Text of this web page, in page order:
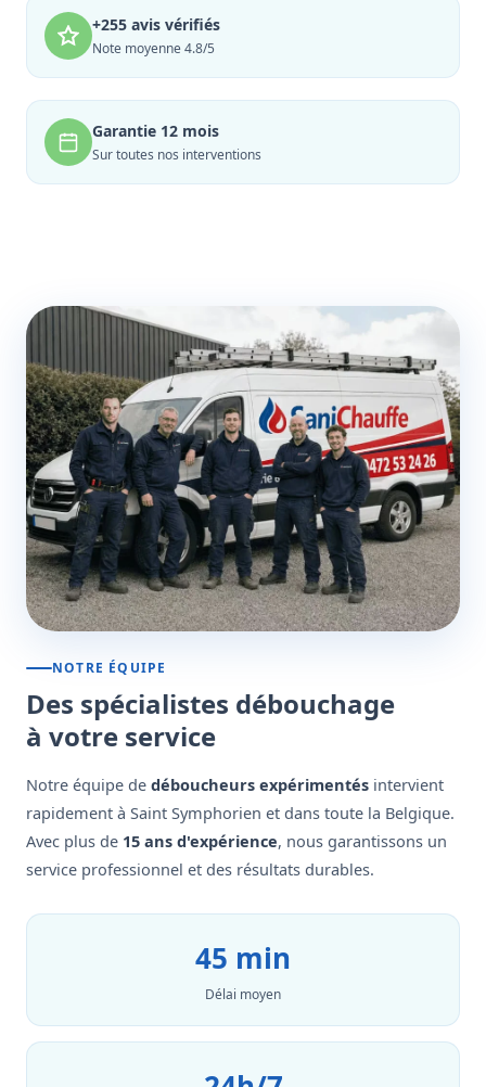
+255 avis vérifiés
Note moyenne 4.8/5
Garantie 12 mois
Sur toutes nos interventions
NOTRE ÉQUIPE
Des spécialistes débouchage
à votre service
Notre équipe de déboucheurs expérimentés intervient
rapidement à Saint Symphorien et dans toute la Belgique.
Avec plus de 15 ans d'expérience, nous garantissons un
service professionnel et des résultats durables.
45 min
Délai moyen